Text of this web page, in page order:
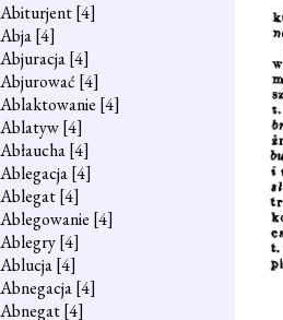
Abiturjent[4]
Abja[4]
Abjuracja[4]
Abjurować [4]
Ablaktowanie [4]
Ablatyw[4]
Abłaucha[4]
Ablegacja[4]
Ablegat[4]
Ablegowanie [4]
Ablegry[4]
Ablucja[4]
Abnegacja[4]
Abnegat[4]